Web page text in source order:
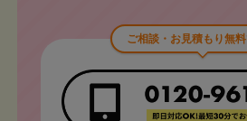
ご相談・お見積もり無料